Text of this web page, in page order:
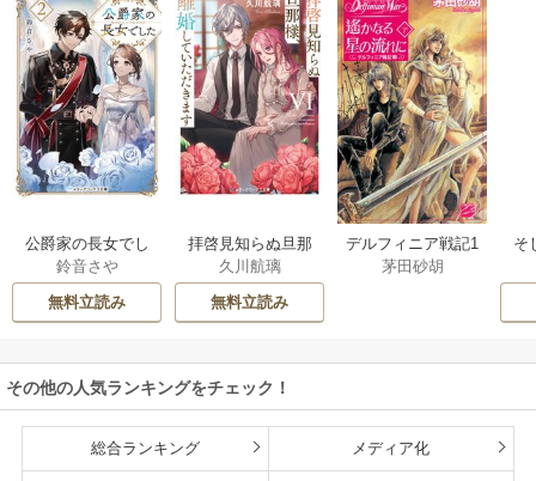
公爵家の長女でし
た
鈴音さや
無料立読み
拝啓見知らぬ旦那
様、離婚していた
だきます
久川航璃
無料立読み
デルフィニア戦記1
茅田砂胡
そ
その他の人気ランキングをチェック！
総合ランキング メディア化